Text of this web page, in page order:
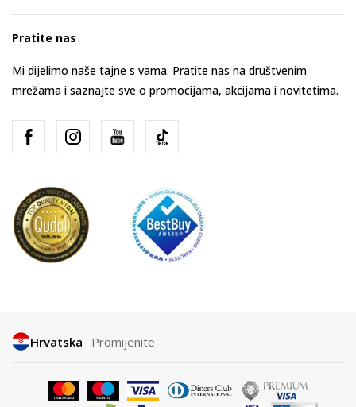
Pratite nas
Mi dijelimo naše tajne s vama. Pratite nas na društvenim
mrežama i saznajte sve o promocijama, akcijama i novitetima.
Hrvatska Promijenite